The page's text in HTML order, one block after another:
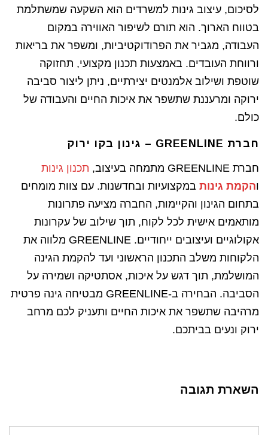
לסיכום, עיצוב גינות למשרדים הוא השקעה שמשתלמת
בטווח הארוך. הוא תורם לשיפור האווירה במקום
העבודה, מגביר את הפרודוקטיביות, ומשפר את בריאות
ורווחת העובדים. באמצעות תכנון מקצועי, תחזוקה
שוטפת ושילוב אלמנטים יצירתיים, ניתן ליצור סביבה
ירוקה ומרעננת שתשפר את איכות החיים והעבודה של
כולם.
חברת GREENLINE – גינון בקו ירוק
חברת GREENLINE מתמחה בעיצוב,
תכנון גינות
והקמת גינות במקצועיות ובחדשנות. עם צוות מומחים
בתחום הגינון והקיימות, החברה מציעה פתרונות
מותאמים אישית לכל לקוח, תוך שילוב של עקרונות
אקולוגיים ועיצובים ייחודיים. GREENLINE מלווה את
הלקוחות משלב התכנון הראשוני ועד להקמת הגינה
המושלמת, תוך דגש על איכות, אסתטיקה ושמירה על
הסביבה. הבחירה ב-GREENLINE מבטיחה גינה פרטית
מרהיבה שתשפר את איכות החיים ותעניק לכם מרחב
ירוק ונעים בביתכם.
השארת תגובה